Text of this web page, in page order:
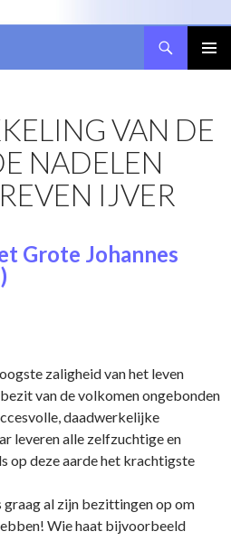
VAN DE
NADELEN
IJVER
Grote Johannes
zaligheid van het leven
van de volkomen ongebonden
daadwerkelijke
leveren alle zelfzuchtige en
op deze aarde het krachtigste
al zijn bezittingen op om
Wie haat bijvoorbeeld